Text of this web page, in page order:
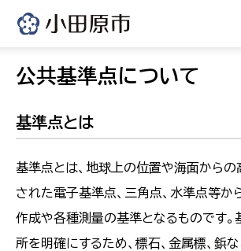
公共基準点について
基準点とは
基準点とは、地球上の位置や海面から
された電子基準点、三角点、水準点等か
作成や各種測量の基準となるものです。
所を明確にするため、標石、金属標、鋲